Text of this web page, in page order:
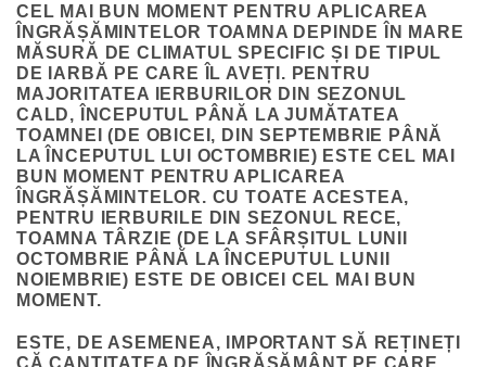
CEL MAI BUN MOMENT PENTRU APLICAREA
ÎNGRĂȘĂMINTELOR TOAMNA DEPINDE ÎN MARE
MĂSURĂ DE CLIMATUL SPECIFIC ȘI DE TIPUL
DE IARBĂ PE CARE ÎL AVEȚI. PENTRU
MAJORITATEA IERBURILOR DIN SEZONUL
CALD, ÎNCEPUTUL PÂNĂ LA JUMĂTATEA
TOAMNEI (DE OBICEI, DIN SEPTEMBRIE PÂNĂ
LA ÎNCEPUTUL LUI OCTOMBRIE) ESTE CEL MAI
BUN MOMENT PENTRU APLICAREA
ÎNGRĂȘĂMINTELOR. CU TOATE ACESTEA,
PENTRU IERBURILE DIN SEZONUL RECE,
TOAMNA TÂRZIE (DE LA SFÂRȘITUL LUNII
OCTOMBRIE PÂNĂ LA ÎNCEPUTUL LUNII
NOIEMBRIE) ESTE DE OBICEI CEL MAI BUN
MOMENT.
ESTE, DE ASEMENEA, IMPORTANT SĂ REȚINEȚI